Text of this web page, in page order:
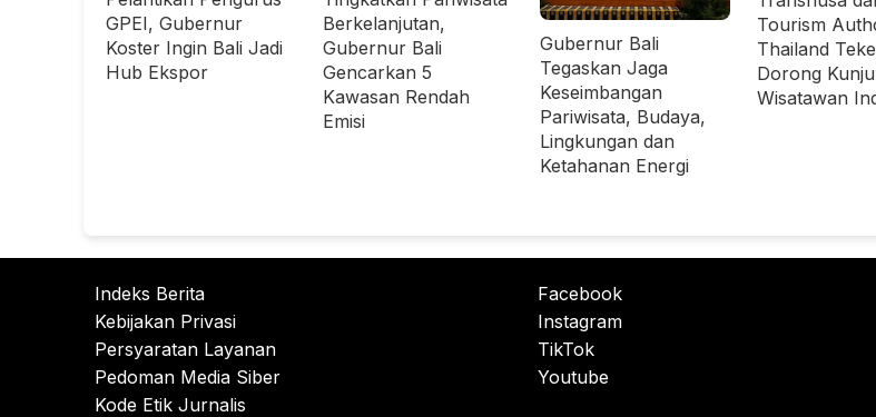
GPEI, Gubernur
Koster Ingin Bali Jadi
Hub Ekspor
Berkelanjutan,
Gubernur Bali
Gencarkan 5
Kawasan Rendah
Emisi
Gubernur Bali
Tegaskan Jaga
Keseimbangan
Pariwisata, Budaya,
Lingkungan dan
Ketahanan Energi
Tourism
Thailand
Dorong
Wisatawan
Indeks Berita
Kebijakan Privasi
Persyaratan Layanan
Pedoman Media Siber
Kode Etik Jurnalis
Facebook
Instagram
TikTok
Youtube